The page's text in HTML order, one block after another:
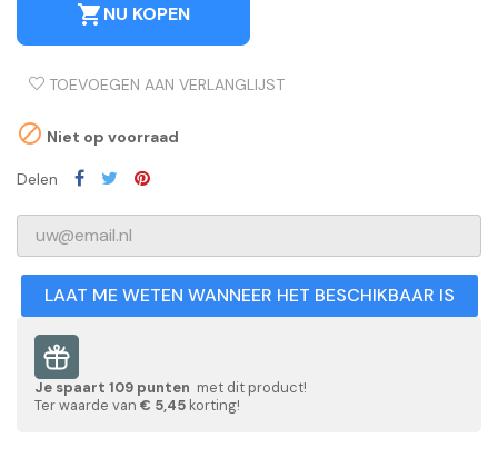
shopping_cartNU KOPEN
TOEVOEGEN AAN VERLANGLIJST
 Niet op voorraad
Delen
LAAT ME WETEN WANNEER HET BESCHIKBAAR IS
Je spaart 109 punten met dit product!
Ter waarde van € 5,45 korting!